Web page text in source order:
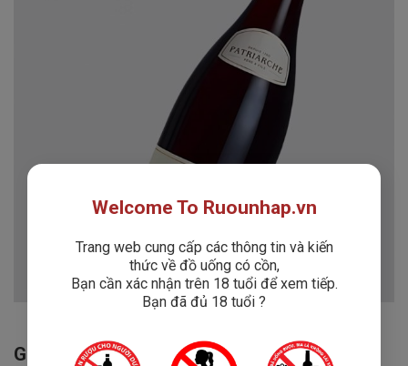
Giới thiệu về nhà sản xuất Patriarche – Biểu
Welcome To Ruounhap.vn
Trang web cung cấp các thông tin và kiến
thức về đồ uống có cồn,
Bạn cần xác nhận trên 18 tuổi để xem tiếp.
Bạn đã đủ 18 tuổi ?